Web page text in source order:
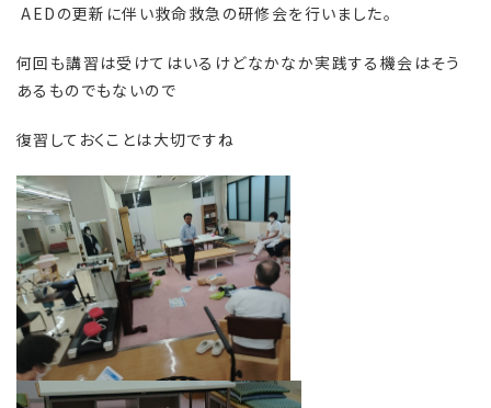
AEDの更新に伴い救命救急の研修会を行いました。
何回も講習は受けてはいるけどなかなか実践する機会はそう
あるものでもないので
復習しておくことは大切ですね